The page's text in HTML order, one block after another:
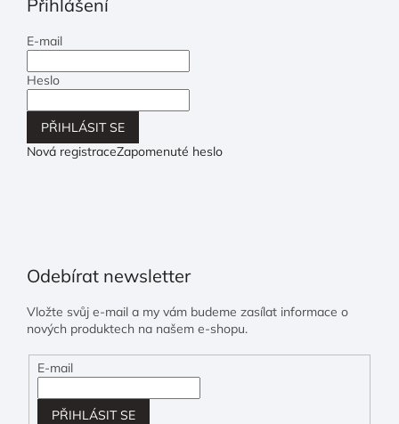
Přihlášení
E-mail
Heslo
PŘIHLÁSIT SE
Nová registraceZapomenuté heslo
Odebírat newsletter
Vložte svůj e-mail a my vám budeme zasílat informace o
nových produktech na našem e-shopu.
E-mail
PŘIHLÁSIT SE